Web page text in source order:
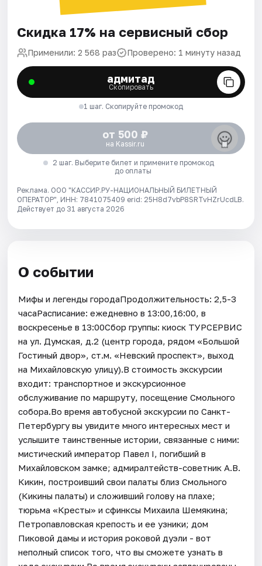
Скидка 17% на сервисный сбор
Применили: 2 568 раз Проверено: 1 минуту назад
адмитад
Скопировать
1 шаг. Скопируйте промокод
от 500 ₽
на Kassir.ru
2 шаг. Выберите билет и примените промокод
до оплаты
Реклама. ООО "КАССИР.РУ-НАЦИОНАЛЬНЫЙ БИЛЕТНЫЙ
ОПЕРАТОР", ИНН: 7841075409 erid: 25H8d7vbP8SRTvHZrUcdLB.
Действует до 31 августа 2026
О событии
Мифы и легенды городаПродолжительность: 2,5-3
часаРасписание: ежедневно в 13:00,16:00, в
воскресенье в 13:00Сбор группы: киоск ТУРСЕРВИС
на ул. Думская, д.2 (центр города, рядом «Большой
Гостиный двор», ст.м. «Невский проспект», выход
на Михайловскую улицу).В стоимость экскурсии
входит: транспортное и экскурсионное
обслуживание по маршруту, посещение Смольного
собора.Во время автобусной экскурсии по Санкт-
Петербургу вы увидите много интересных мест и
услышите таинственные истории, связанные с ними:
мистический император Павел I, погибший в
Михайловском замке; адмиралтейств-советник А.В.
Кикин, построивший свои палаты близ Смольного
(Кикины палаты) и сложивший голову на плахе;
тюрьма «Кресты» и сфинксы Михаила Шемякина;
Петропавловская крепость и ее узники; дом
Пиковой дамы и история роковой дуэли - вот
неполный список того, что вы сможете узнать в